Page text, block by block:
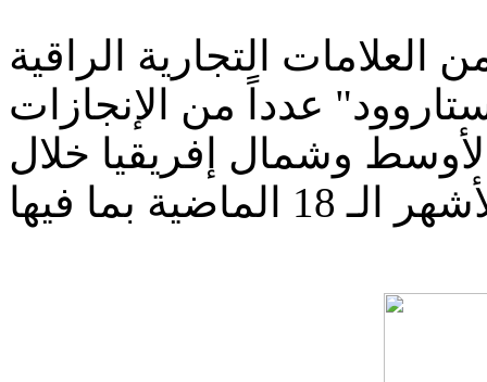
من العلامات التجارية الراقية
عدداً من الإنجازات
وشمال إفريقيا خلال